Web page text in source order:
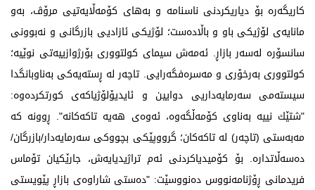
کاریگەرە بۆ دیاریکردنی ناسنامە و بەهای کۆمەڵایەتیی مرۆڤ، بەو
مانایەی لۆژیکی باو و باڵادەست؛ لۆژیکی ئازادیی بازرگانی و نەبوونی
سانسۆرە لەسەر بازاڕ. ئەمەش سیمای کولتووری بۆرژوازییەتی نوێیە؛
کولتووری بەرخۆری و مەسرەفگەرایی. تاچه‌ر له‌ ڕسته‌یه‌كی به‌ناوبانگدا
سیسته‌می سه‌رمایه‌داریی دوایین و ئایدیۆلۆژیاكه‌ی كورتكرده‌وه‌:
"شتێك نییه‌ به‌ناوی كۆمه‌ڵگەوه‌، ئه‌وه‌ی هه‌یه‌ تاكه‌كانه‌". ڕوونه‌ كه‌
مه‌به‌ستی (تاچه‌ر) له‌ تاكه‌كان؛ گرووپێكی بچووكی سه‌رمایه‌دار/بازرگان/
ده‌سه‌ڵاتداره‌. بۆ کۆمیدیاکردنی ئەم تراژیدیایەش، جارێکیان تۆماس
فریدمانی ڕۆژنامەنووس دەنووسێت: "دەستی شاراوەی بازاڕ پێویستی